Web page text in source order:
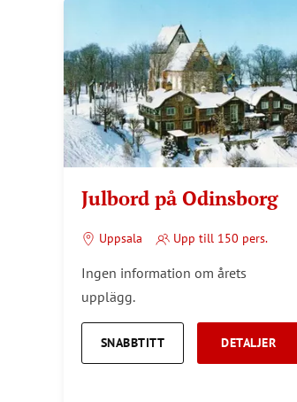
Julbord på Odinsborg
Uppsala Upp till 150 pers.
Ingen information om årets
upplägg.
SNABBTITT DETALJER